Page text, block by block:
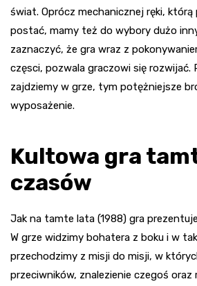
świat. Oprócz mechanicznej ręki, którą
postać, mamy też do wybory dużo
zaznaczyć, że gra wraz z
częsci, pozwala graczowi się rozwijać.
zajdziemy w grze, tym potężniejsze
wyposażenie.
Kultowa gra
czasów
Jak na tamte lata (1988) gra
W grze widzimy bohatera z boku i w
przechodzimy z misji do misji, w
przeciwników, znalezienie czegoś oraz